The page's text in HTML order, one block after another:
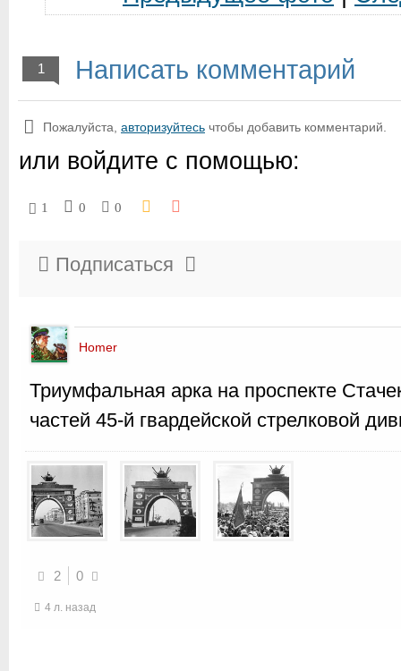
1 Написать комментарий
Пожалуйста, авторизуйтесь чтобы добавить комментарий.
или войдите с помощью:
1 0 0
Подписаться
Homer
Триумфальная арка на проспекте
частей 45-й гвардейской стрелковой
2 0
4 л. назад